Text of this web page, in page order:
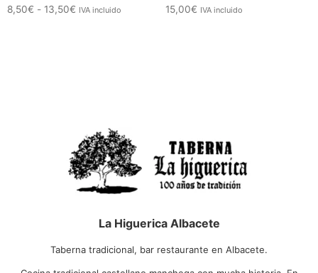
8,50€ - 13,50€ IVA incluido 15,00€ IVA incluido
La Higuerica Albacete
Taberna tradicional, bar restaurante en Albacete.